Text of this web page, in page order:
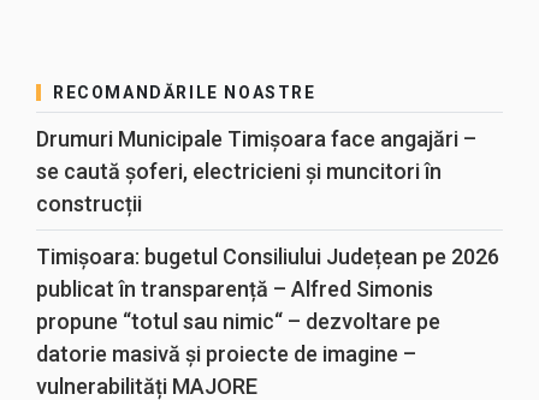
RECOMANDĂRILE NOASTRE
Drumuri Municipale Timișoara face angajări –
se caută șoferi, electricieni și muncitori în
construcții
Timișoara: bugetul Consiliului Județean pe 2026
publicat în transparență – Alfred Simonis
propune “totul sau nimic“ – dezvoltare pe
datorie masivă și proiecte de imagine –
vulnerabilități MAJORE